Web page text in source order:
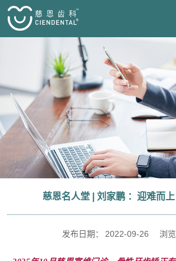
慈恩名人堂 | 刘家鹏 ：迎难而
发布日期： 2022-09-26 浏览